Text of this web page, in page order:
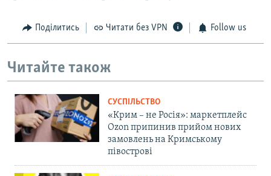
Поділитись Читати без VPN Follow us
Читайте також
СУСПІЛЬСТВО
«Крим – не Росія»: маркетплейс
Ozon припинив прийом нових
замовлень на Кримському
півострові